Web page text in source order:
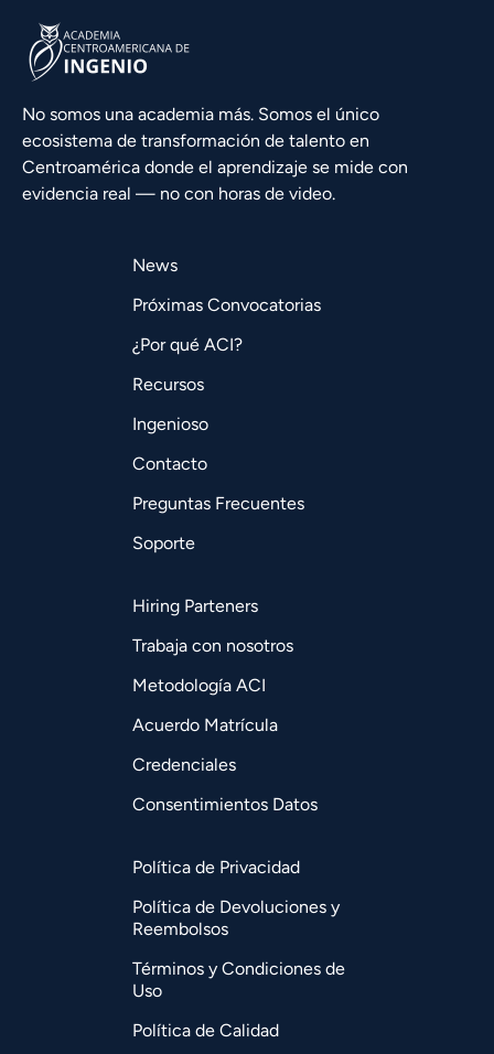
No somos una academia más. Somos el único
ecosistema de transformación de talento en
Centroamérica donde el aprendizaje se mide con
evidencia real — no con horas de video.
News
Próximas Convocatorias
¿Por qué ACI?
Recursos
Ingenioso
Contacto
Preguntas Frecuentes
Soporte
Hiring Parteners
Trabaja con nosotros
Metodología ACI
Acuerdo Matrícula
Credenciales
Consentimientos Datos
Política de Privacidad
Política de Devoluciones y
Reembolsos
Términos y Condiciones de
Uso
Política de Calidad